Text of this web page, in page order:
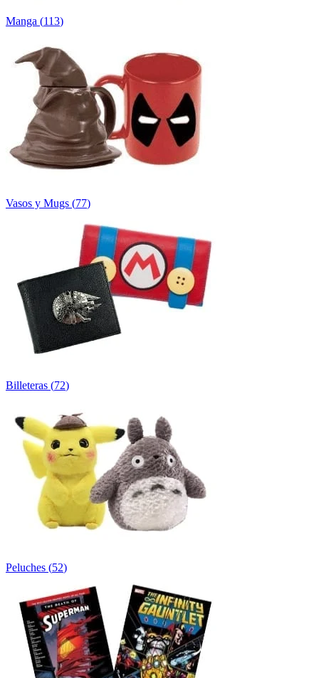
Manga (113)
Vasos y Mugs (77)
Billeteras (72)
Peluches (52)